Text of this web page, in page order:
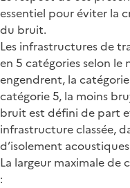
essentiel pour éviter la
du bruit.
Les infrastructures de
en 5 catégories selon le
engendrent, la
catégorie 5, la moins
bruit est défini de part
infrastructure classée,
d’isolement
La largeur maximale de
: